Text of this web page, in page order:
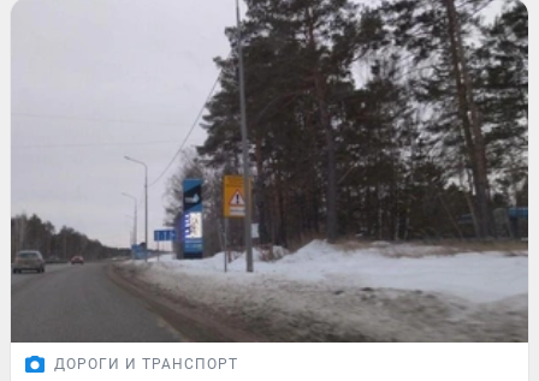
ДОРОГИ И ТРАНСПОРТ